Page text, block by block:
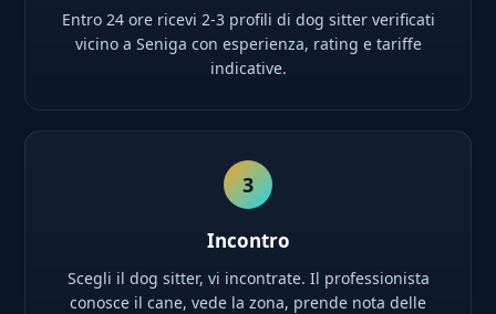
Entro 24 ore ricevi 2-3 profili di dog sitter verificati
vicino a Seniga con esperienza, rating e tariffe
indicative.
3
Incontro
Scegli il dog sitter, vi incontrate. Il professionista
conosce il cane, vede la zona, prende nota delle